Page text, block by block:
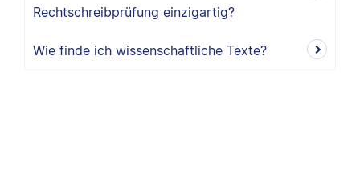
Rechtschreibprüfung einzigartig?
Wie finde ich wissenschaftliche Texte?